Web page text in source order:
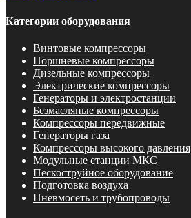
Категории оборудования
Винтовые компрессоры
Поршневые компрессоры
Дизельные компрессоры
Электрические компрессоры
Генераторы и электростанции
Безмасляные компрессоры
Компрессоры передвижные
Генераторы газа
Компрессоры высокого давления
Модульные станции МКС
Пескоструйное оборудование
Подготовка воздуха
Пневмосеть и трубопроводы